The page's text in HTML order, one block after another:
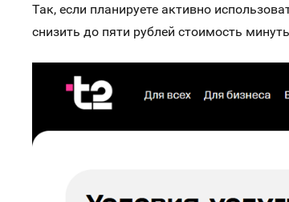
Так, если планируете активно
снизить до пяти рублей стоимость